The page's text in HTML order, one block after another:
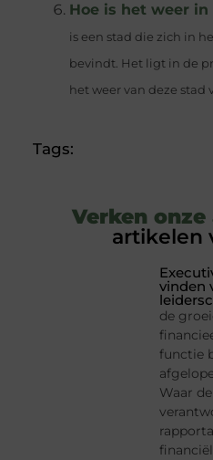
Hoe is het weer
is een stad die zich in
bevindt. Het ligt in de
het weer van deze stad
Tags:
Verken
artikelen
vinden
de
functie
Waar